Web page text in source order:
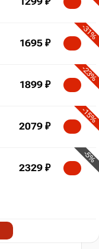
-31%
1695 ₽
-23%
1899 ₽
-15%
2079 ₽
-5%
2329 ₽
07.2026